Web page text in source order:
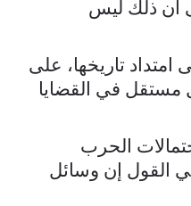
أن ذلك ليس
تاريخها، على
مستقل في القضايا
الحرب
القول إن وسائل